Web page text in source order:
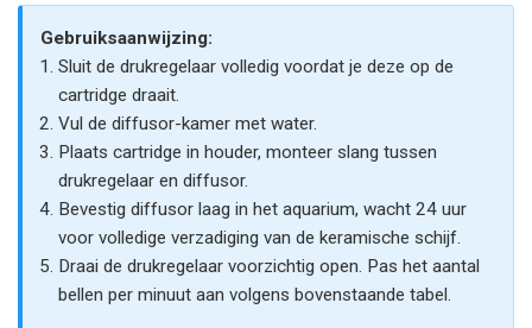
Gebruiksaanwijzing:
Sluit de drukregelaar volledig voordat je deze op de
cartridge draait.
Vul de diffusor-kamer met water.
Plaats cartridge in houder, monteer slang tussen
drukregelaar en diffusor.
Bevestig diffusor laag in het aquarium, wacht 24 uur
voor volledige verzadiging van de keramische schijf.
Draai de drukregelaar voorzichtig open. Pas het aantal
bellen per minuut aan volgens bovenstaande tabel.